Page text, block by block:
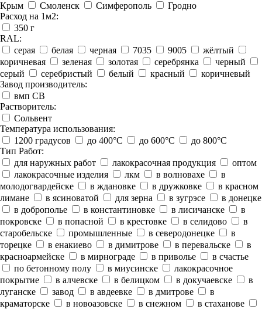
Крым
Смоленск Симферополь
Гродно
Расход на 1м2:
350 г
RAL:
серая
белая черная 7035 9005
жёлтый
коричневая
зеленая золотая серебрянка
черный
серый
серебристый белый красный
коричневый
Завод производитель:
вмп СВ
Растворитель:
Сольвент
Температура использования:
1200 градусов
до 400°C до 600°C
до 800°C
Тип Работ:
для наружных работ
лакокрасочная продукция
оптом
лакокрасочные изделия
лкм в волновахе
в
молодогвардейске
в ждановке в дружковке
в красном
лимане
в ясиноватой для зерна в зугрэсе
в донецке
в доброполье
в константиновке в лисичанске
в
покровске
в попасной в крестовке в селидово
в
старобельске
промышленные в северодонецке
в
торецке
в енакиево в димитрове в перевальске
в
красноармейске
в мирнограде в приволье
в счастье
по бетонному полу
в миусинске
лакокрасочное
покрытие
в алчевске в белицком в докучаевске
в
луганске
завод в авдеевке в дмитрове
в
краматорске
в новоазовске в снежном
в стаханове